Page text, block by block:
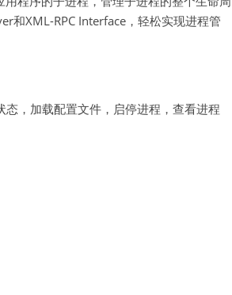
和XML-RPC Interface，轻松实现进程管
，加载配置文件，启停进程，查看进程